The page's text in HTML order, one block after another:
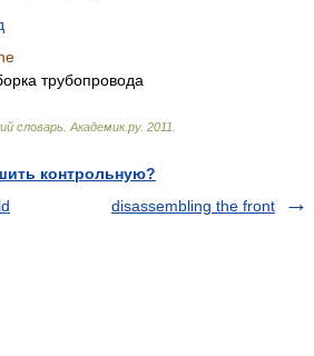
трубопровода
словарь Академик.ру. 2011
контрольную?
disassembling the front